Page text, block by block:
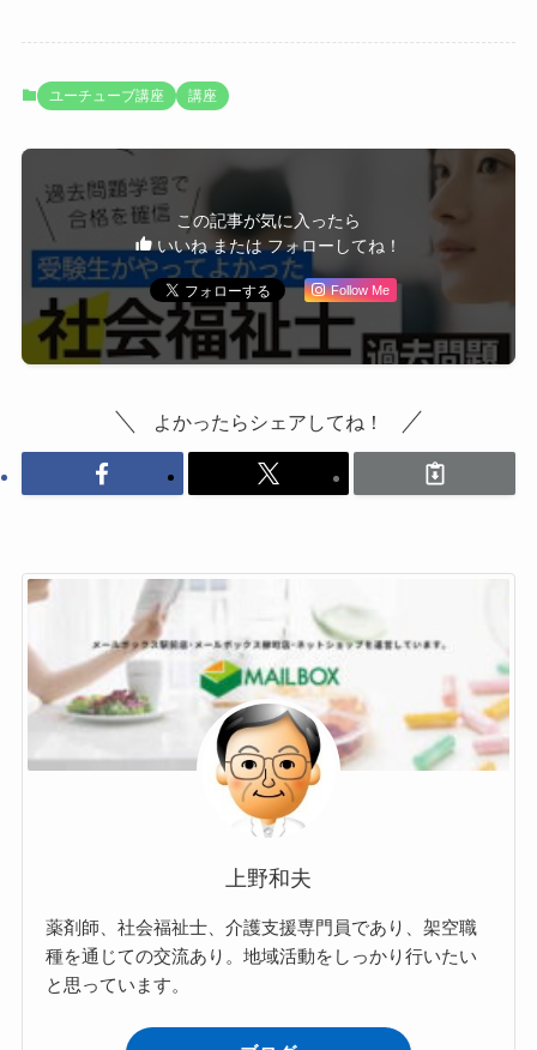
ユーチューブ講座 講座
この記事が気に入ったら
いいね または フォローしてね！
Follow Me
よかったらシェアしてね！
上野和夫
薬剤師、社会福祉士、介護支援専門員であり、架空職
種を通じての交流あり。地域活動をしっかり行いたい
と思っています。